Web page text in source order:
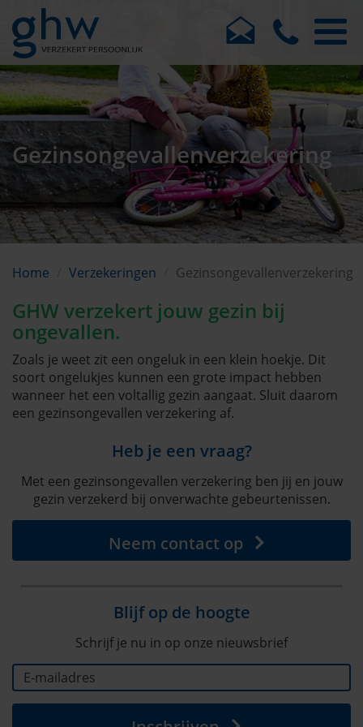
Gezinsongevallenverzekering
Home Verzekeringen Gezinsongevallenverzekering
GHW verzekert jouw gezin bij
ongevallen.
Zoals je weet zit een ongeluk in een klein hoekje. Dit
soort ongelukjes kunnen een grote impact hebben
wanneer het een voltallig gezin aangaat. Sluit daarom
een gezinsongevallen verzekering af.
Heb je een vraag?
Met een gezinsongevallen verzekering ben jij en jouw
gezin verzekerd bij onverwachte gebeurtenissen.
Neem contact op
Blijf op de hoogte
Schrijf je nu in op onze nieuwsbrief